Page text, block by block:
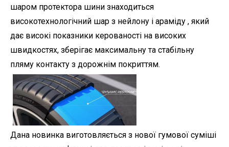
шаром протектора шини знаходиться
високотехнологічний шар з нейлону і араміду , який
дає високі показники керованості на високих
швидкостях, зберігає максимальну та стабільну
пляму контакту з дорожнім покриттям.
Дана новинка виготовляється з нової гумової суміші